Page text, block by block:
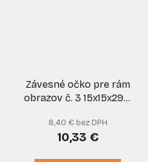
Závesné očko pre rám
obrazov č. 3 15x15x29,5
8,40 € bez DPH
10,33 €